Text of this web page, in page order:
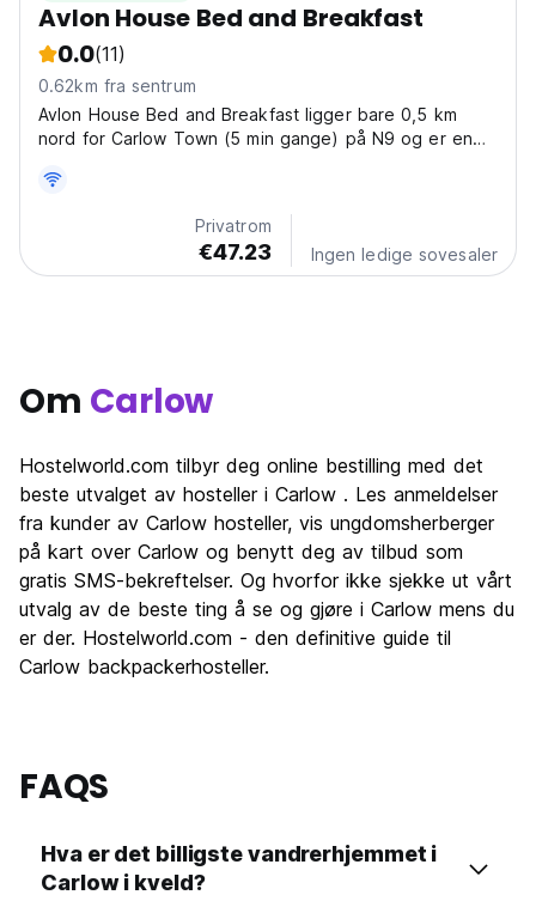
Avlon House Bed and Breakfast
0.0(11)
0.62km fra sentrum
Avlon House Bed and Breakfast ligger bare 0,5 km
nord for Carlow Town (5 min gange) på N9 og er en
Privatrom
€47.23 Ingen ledige sovesaler
Om Carlow
Hostelworld.com tilbyr deg online bestilling med det
beste utvalget av hosteller i Carlow . Les anmeldelser
fra kunder av Carlow hosteller, vis ungdomsherberger
på kart over Carlow og benytt deg av tilbud som
gratis SMS-bekreftelser. Og hvorfor ikke sjekke ut vårt
utvalg av de beste ting å se og gjøre i Carlow mens du
er der. Hostelworld.com - den definitive guide til
Carlow backpackerhosteller.
FAQS
Hva er det billigste vandrerhjemmet i
Carlow i kveld?